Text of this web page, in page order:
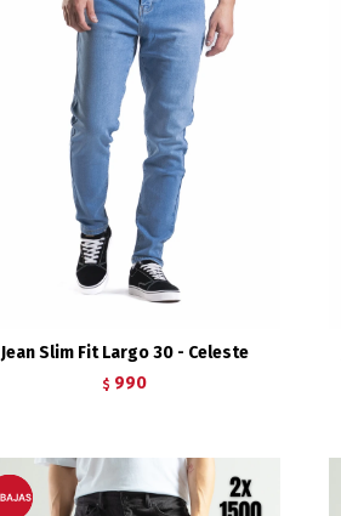
Jean Slim Fit Largo 30 - Celeste
$ 990